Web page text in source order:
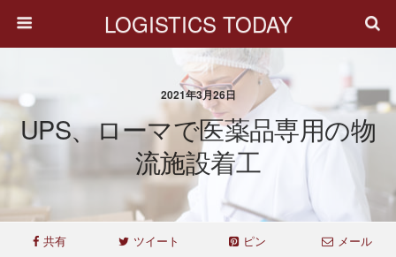
LOGISTICS TODAY
2021年3月26日
UPS、ローマで医薬品専用の物
流施設着工
共有 ツイート ピン メール